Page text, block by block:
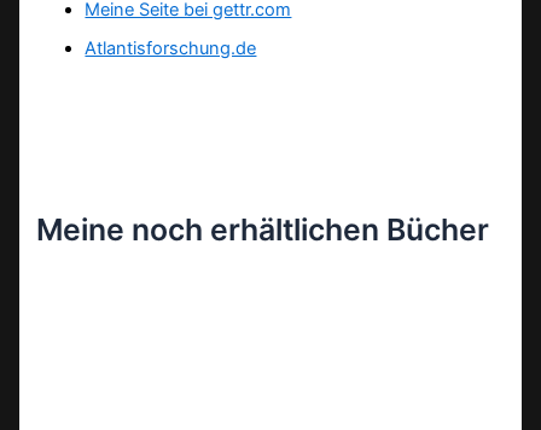
Meine Seite bei gettr.com
Atlantisforschung.de
Meine noch erhältlichen Bücher